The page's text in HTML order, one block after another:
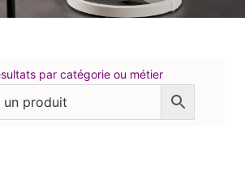
par catégorie ou métier